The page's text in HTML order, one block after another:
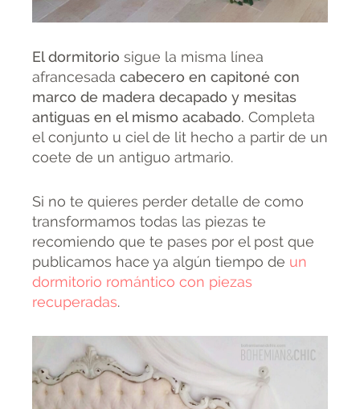
El dormitorio sigue la misma línea
afrancesada cabecero en capitoné con
marco de madera decapado y mesitas
antiguas en el mismo acabado. Completa
el conjunto u ciel de lit hecho a partir de un
coete de un antiguo artmario.
Si no te quieres perder detalle de como
transformamos todas las piezas te
recomiendo que te pases por el post que
publicamos hace ya algún tiempo de un
dormitorio romántico con piezas
recuperadas.